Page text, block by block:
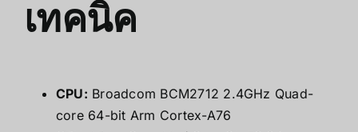
เทคนิค
CPU: Broadcom BCM2712 2.4GHz Quad-
core 64-bit Arm Cortex-A76